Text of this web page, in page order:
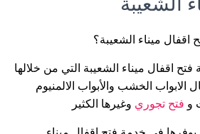
ميناء الشعيبة؟
اقفال ميناء الشعيبة التي من خلالها
الخشب والأبواب الالمنيوم
و فتح تجوري وغيرها الكثير